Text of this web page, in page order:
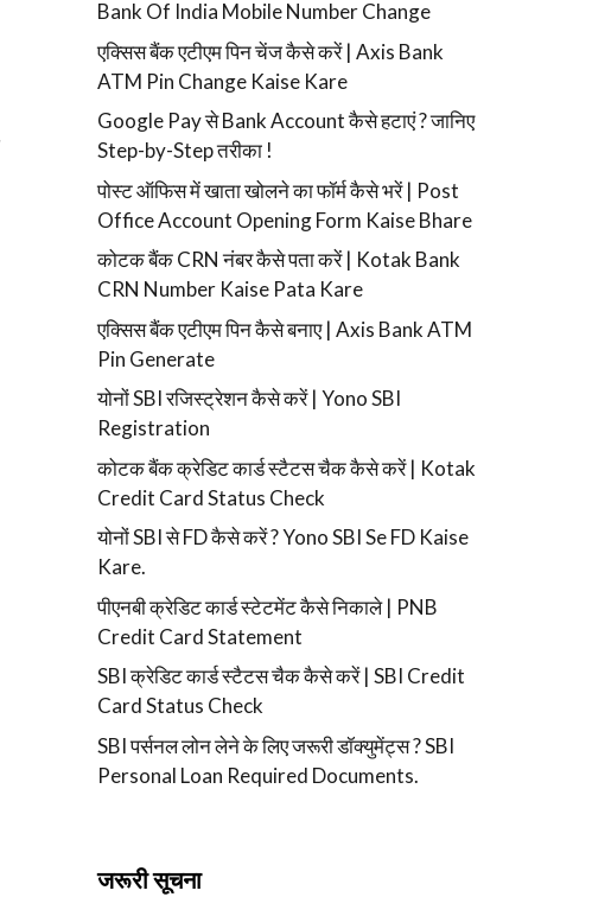
Bank Of India Mobile Number Change
एक्सिस बैंक एटीएम पिन चेंज कैसे करें | Axis Bank
ATM Pin Change Kaise Kare
Google Pay से Bank Account कैसे हटाएं ? जानिए
Step-by-Step तरीका !
पोस्ट ऑफिस में खाता खोलने का फॉर्म कैसे भरें | Post
Office Account Opening Form Kaise Bhare
कोटक बैंक CRN नंबर कैसे पता करें | Kotak Bank
CRN Number Kaise Pata Kare
एक्सिस बैंक एटीएम पिन कैसे बनाए | Axis Bank ATM
Pin Generate
योनों SBI रजिस्ट्रेशन कैसे करें | Yono SBI
Registration
कोटक बैंक क्रेडिट कार्ड स्टैटस चैक कैसे करें | Kotak
Credit Card Status Check
योनों SBI से FD कैसे करें ? Yono SBI Se FD Kaise
Kare.
पीएनबी क्रेडिट कार्ड स्टेटमेंट कैसे निकाले | PNB
Credit Card Statement
SBI क्रेडिट कार्ड स्टैटस चैक कैसे करें | SBI Credit
Card Status Check
SBI पर्सनल लोन लेने के लिए जरूरी डॉक्युमेंट्स ? SBI
Personal Loan Required Documents.
जरूरी सूचना